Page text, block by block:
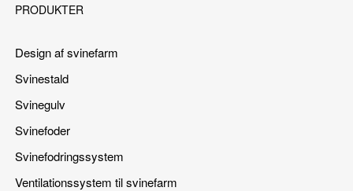
PRODUKTER
Design af svinefarm
Svinestald
Svinegulv
Svinefoder
Svinefodringssystem
Ventilationssystem til svinefarm